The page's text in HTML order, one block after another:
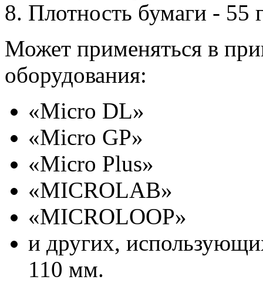
Плотность бумаги - 55
Может применяться в
оборудования:
«Micro DL»
«Micro GP»
«Micro Plus»
«MICROLAB»
«MICROLOOP»
и других,
110 мм.